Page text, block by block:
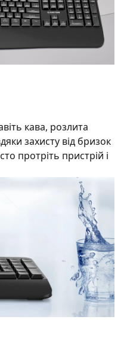
кава, розлита
захисту від бризок
протріть пристрій і